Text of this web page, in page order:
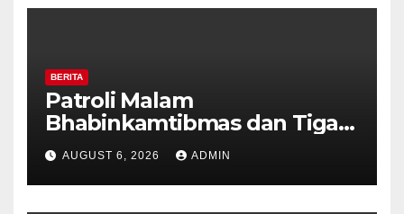
BERITA
Patroli Malam
Bhabinkamtibmas dan Tiga
Pilar Kelurahan Ungaran
Perkuat Kamtibmas, Warga
Diajak Aktifkan Ronda
AUGUST 6, 2026 ADMIN